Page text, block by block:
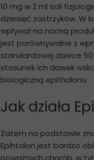
10 mg w 2 ml soli
dziesięć zastrzyków. W
wpływał na nocną
jest porównywalne z
standardowej dawce
stosunek ich dawek
biologiczną epithalonu
Jak działa
Zatem na podstawie
Epihtalon jest bardzo
poważnych chorób, w